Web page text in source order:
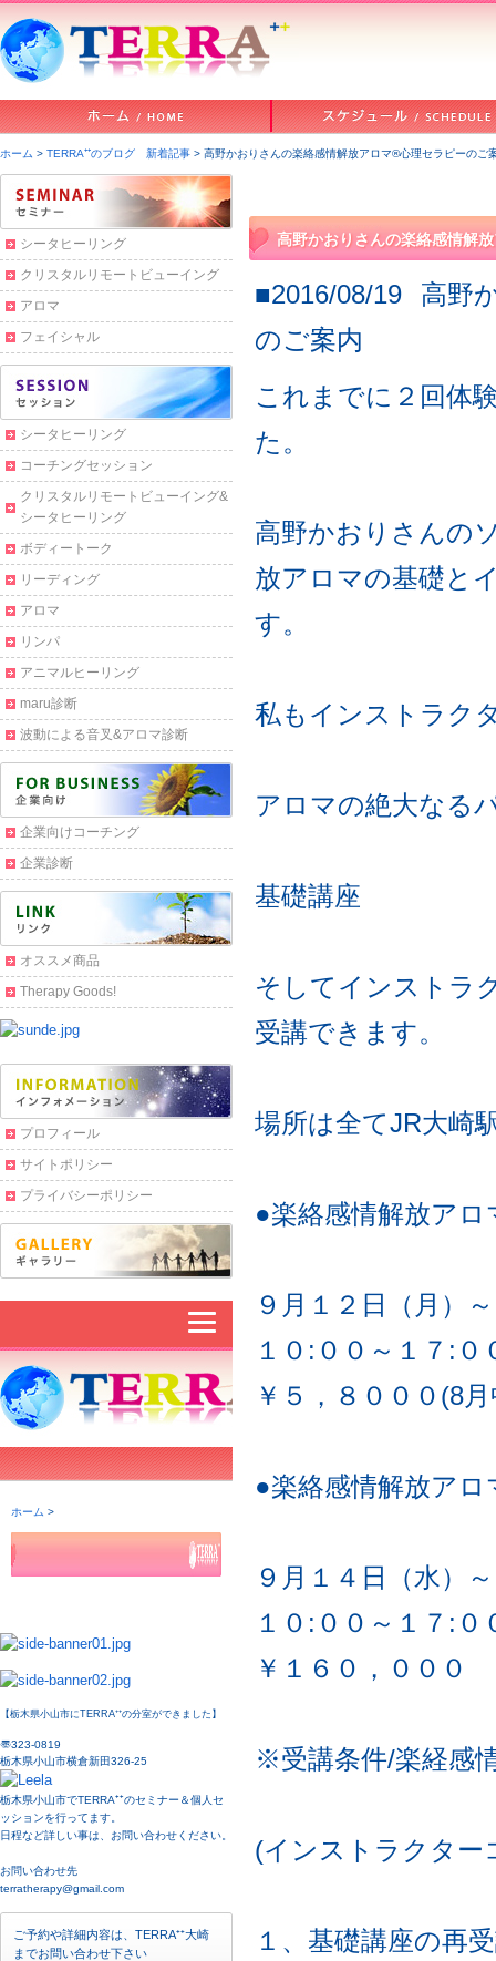
ホーム > TERRA⁺⁺のブログ 新着記事 > 高野かおりさんの楽絡感情解放アロマ®心理セラピーのご
高野かおりさんの楽絡感情解
■2016/08/19
高野
のご案内
これまでに２回体
た。
高野かおりさんの
放アロマの基礎と
す。
私もインストラク
アロマの絶大なる
基礎講座
そしてインストラ
受講できます。
場所は全てJR大崎
●楽絡感情解放ア
９月１２日（月）
１０:００～１７:０
￥５，８０００(8
●楽絡感情解放ア
９月１４日（水）
１０:００～１７:０
￥１６０，０００
※受講条件/楽経感
(インストラクター
１、基礎講座の再
シータヒーリング
クリスタルリモートビューイング
アロマ
フェイシャル
シータヒーリング
コーチングセッション
クリスタルリモートビューイング&
シータヒーリング
ボディートーク
リーディング
アロマ
リンパ
アニマルヒーリング
maru診断
波動による音叉&アロマ診断
企業向けコーチング
企業診断
オススメ商品
Therapy Goods!
プロフィール
サイトポリシー
プライバシーポリシー
【栃木県小山市にTERRA⁺⁺の分室ができました】
〠323-0819
栃木県小山市横倉新田326-25
栃木県小山市でTERRA⁺⁺のセミナー＆個人セ
ッションを行ってます。
日程など詳しい事は、お問い合わせください。
お問い合わせ先
terratherapy@gmail.com
ご予約や詳細内容は、TERRA⁺⁺大崎
までお問い合わせ下さい